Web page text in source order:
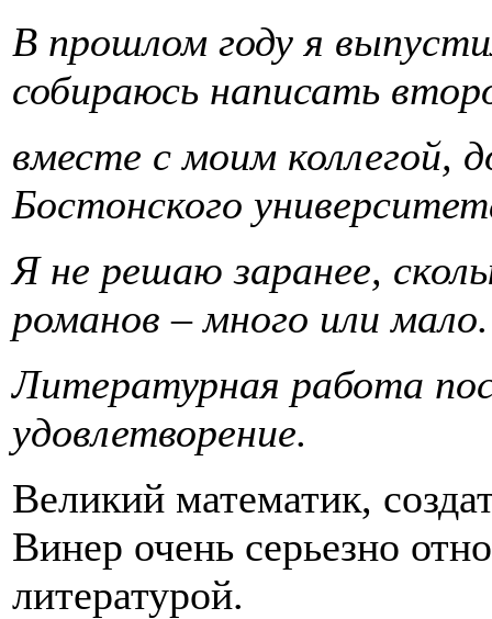
В прошлом году я
собираюсь написать
вместе с моим коллегой,
Бостонского
Я не решаю заранее,
романов – много или мало.
Литературная работа
удовлетворение.
Великий математик,
Винер очень серьезно
литературой.